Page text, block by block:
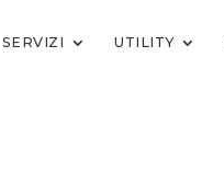
SERVIZI UTILITY